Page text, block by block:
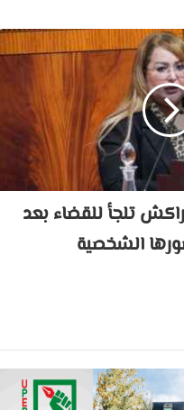
تلجأ للقضاء بعد
الشخصية